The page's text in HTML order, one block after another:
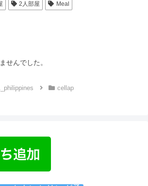
2人部屋 Meal
せんでした。
cellap